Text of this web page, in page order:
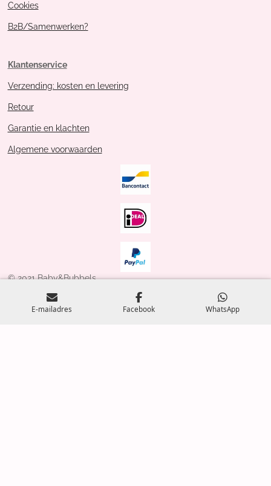
Cookies
B2B/Samenwerken?
Klantenservice
Verzending: kosten en levering
Retour
Garantie en klachten
Algemene voorwaarden
© 2021 Baby&Bubbels
Powered byJouwWeb
E-mailadres Facebook WhatsApp